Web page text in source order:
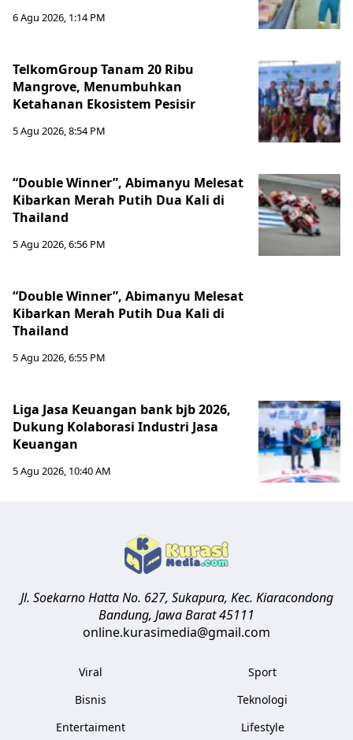
6 Agu 2026, 1:14 PM
TelkomGroup Tanam 20 Ribu
Mangrove, Menumbuhkan
Ketahanan Ekosistem Pesisir
5 Agu 2026, 8:54 PM
“Double Winner”, Abimanyu Melesat
Kibarkan Merah Putih Dua Kali di
Thailand
5 Agu 2026, 6:56 PM
“Double Winner”, Abimanyu Melesat
Kibarkan Merah Putih Dua Kali di
Thailand
5 Agu 2026, 6:55 PM
Liga Jasa Keuangan bank bjb 2026,
Dukung Kolaborasi Industri Jasa
Keuangan
5 Agu 2026, 10:40 AM
Jl. Soekarno Hatta No. 627, Sukapura, Kec. Kiaracondong
Bandung, Jawa Barat45111
online.kurasimedia@gmail.com
Viral
Bisnis
Entertaiment
Sport
Teknologi
Lifestyle